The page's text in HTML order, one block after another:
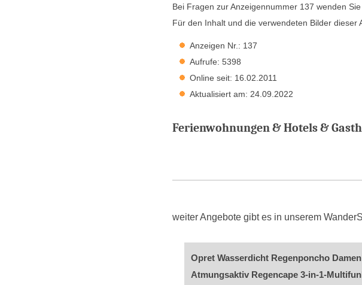
Bei Fragen zur Anzeigennummer 137 wenden
Für den Inhalt und die verwendeten Bilder dieser
Anzeigen Nr.: 137
Aufrufe: 5398
Online seit: 16.02.2011
Aktualisiert am: 24.09.2022
Ferienwohnungen & Hotels &
weiter Angebote gibt es in unserem
Opret Wasserdicht Regenponcho
Atmungsaktiv Regencape 3-in-1-